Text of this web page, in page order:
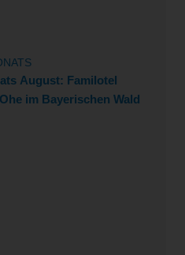
August: Familotel
im Bayerischen Wald